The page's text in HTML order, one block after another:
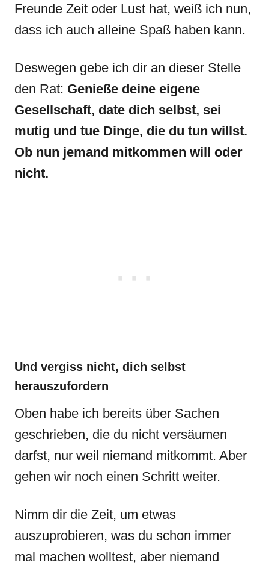
Freunde Zeit oder Lust hat, weiß ich nun,
dass ich auch alleine Spaß haben kann.
Deswegen gebe ich dir an dieser Stelle
den Rat: Genieße deine eigene
Gesellschaft, date dich selbst, sei
mutig und tue Dinge, die du tun willst.
Ob nun jemand mitkommen will oder
nicht.
Und vergiss nicht, dich selbst
herauszufordern
Oben habe ich bereits über Sachen
geschrieben, die du nicht versäumen
darfst, nur weil niemand mitkommt. Aber
gehen wir noch einen Schritt weiter.
Nimm dir die Zeit, um etwas
auszuprobieren, was du schon immer
mal machen wolltest, aber niemand